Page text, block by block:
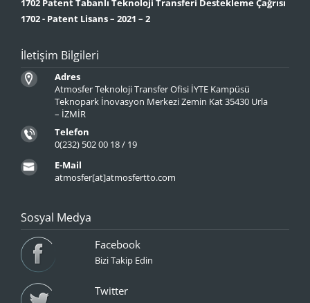
1702 Patent Tabanlı Teknoloji Transferi Destekleme Çağrısı
1702 - Patent Lisans – 2021 – 2
İletişim Bilgileri
Adres
Atmosfer Teknoloji Transfer Ofisi İYTE Kampüsü
Teknopark İnovasyon Merkezi Zemin Kat 35430 Urla
– İZMİR
Telefon
0(232) 502 00 18 / 19
E-Mail
atmosfer[at]atmosfertto.com
Sosyal Medya
Facebook
Bizi Takip Edin
Twitter